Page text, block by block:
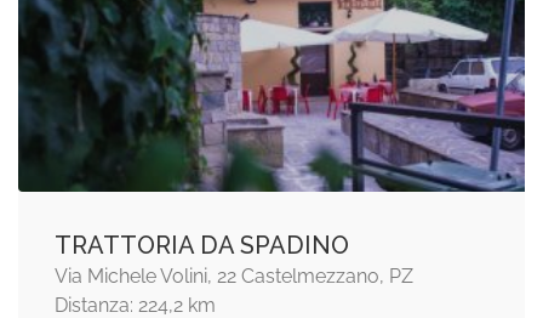
TRATTORIA DA SPADINO
Via Michele Volini, 22 Castelmezzano, PZ
Distanza: 224,2 km